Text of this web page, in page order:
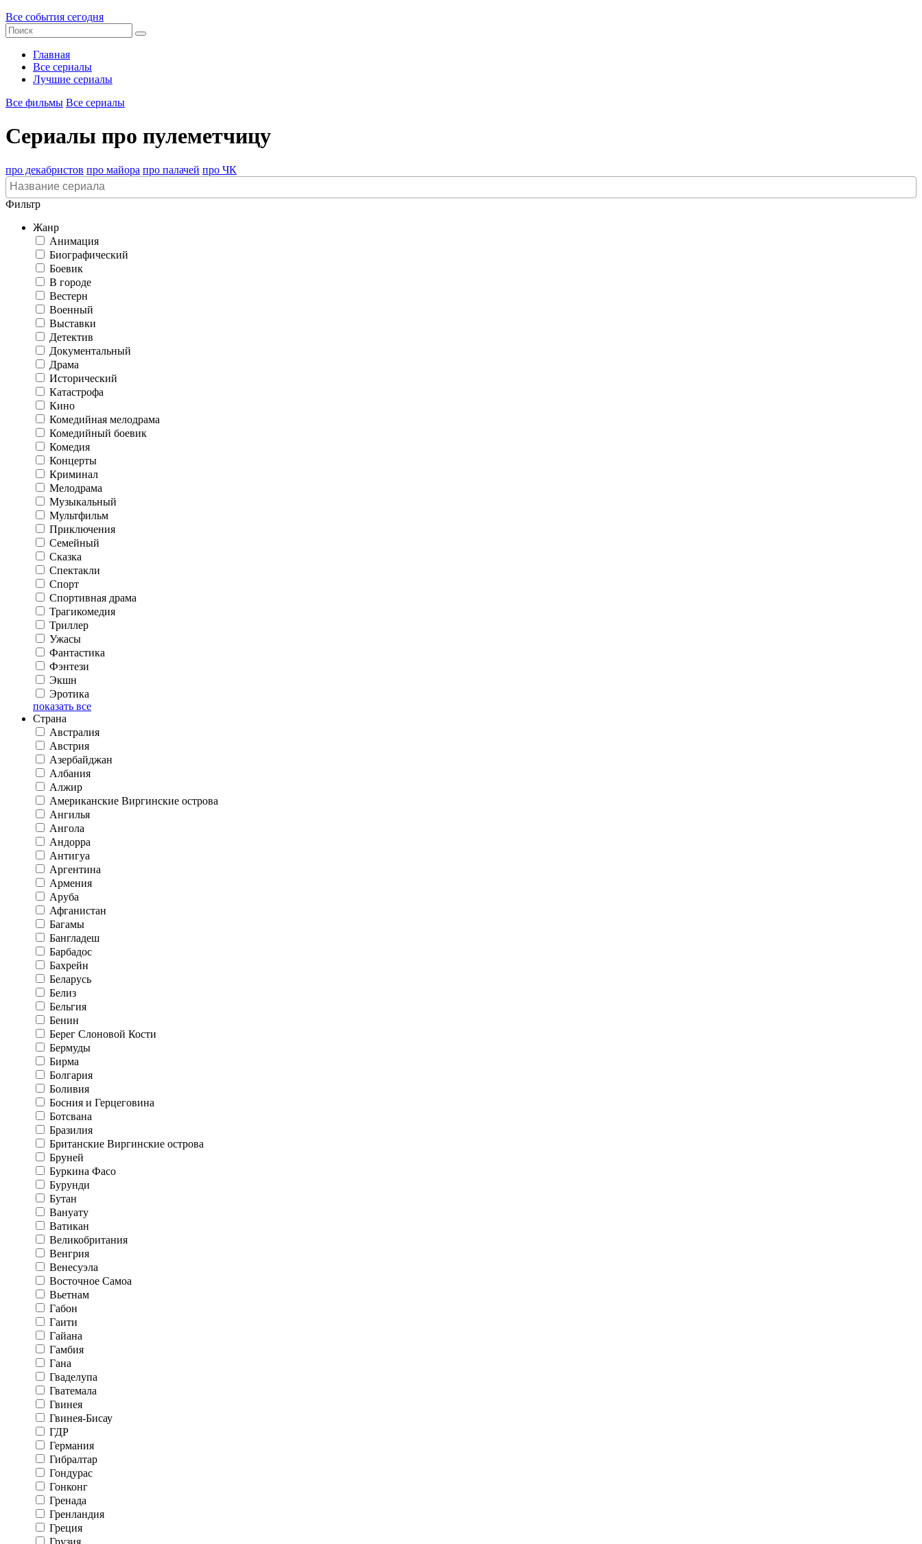
Все события сегодня
Главная
Все сериалы
Лучшие сериалы
Все фильмы Все сериалы
Сериалы про пулеметчицу
про декабристов про майора про палачей про ЧК
Фильтр
Жанр
Анимация
Биографический
Боевик
В городе
Вестерн
Военный
Выставки
Детектив
Документальный
Драма
Исторический
Катастрофа
Кино
Комедийная мелодрама
Комедийный боевик
Комедия
Концерты
Криминал
Мелодрама
Музыкальный
Мультфильм
Приключения
Семейный
Сказка
Спектакли
Спорт
Спортивная драма
Трагикомедия
Триллер
Ужасы
Фантастика
Фэнтези
Экшн
Эротика
показать все
Страна
Австралия
Австрия
Азербайджан
Албания
Алжир
Американские Виргинские острова
Ангилья
Ангола
Андорра
Антигуа
Аргентина
Армения
Аруба
Афганистан
Багамы
Бангладеш
Барбадос
Бахрейн
Беларусь
Белиз
Бельгия
Бенин
Берег Слоновой Кости
Бермуды
Бирма
Болгария
Боливия
Босния и Герцеговина
Ботсвана
Бразилия
Британские Виргинские острова
Бруней
Буркина Фасо
Бурунди
Бутан
Вануату
Ватикан
Великобритания
Венгрия
Венесуэла
Восточное Самоа
Вьетнам
Габон
Гаити
Гайана
Гамбия
Гана
Гваделупа
Гватемала
Гвинея
Гвинея-Бисау
ГДР
Германия
Гибралтар
Гондурас
Гонконг
Гренада
Гренландия
Греция
Грузия